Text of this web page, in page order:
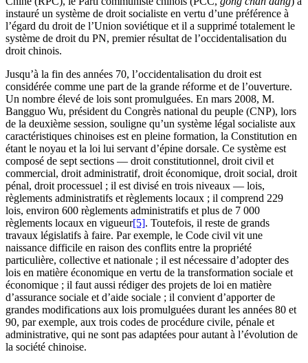
instauré un système de droit socialiste en vertu d’une préférence à
l’égard du droit de l’Union soviétique et il a supprimé totalement le
système de droit du PN, premier résultat de l’occidentalisation du
droit chinois.
Jusqu’à la fin des années 70, l’occidentalisation du droit est
considérée comme une part de la grande réforme et de l’ouverture.
Un nombre élevé de lois sont promulguées. En mars 2008, M.
Bangguo Wu, président du Congrès national du peuple (CNP), lors
de la deuxième session, souligne qu’un système légal socialiste aux
caractéristiques chinoises est en pleine formation, la Constitution en
étant le noyau et la loi lui servant d’épine dorsale. Ce système est
composé de sept sections — droit constitutionnel, droit civil et
commercial, droit administratif, droit économique, droit social, droit
pénal, droit processuel ; il est divisé en trois niveaux — lois,
règlements administratifs et règlements locaux ; il comprend 229
lois, environ 600 règlements administratifs et plus de 7 000
règlements locaux en vigueur[5]. Toutefois, il reste de grands
travaux législatifs à faire. Par exemple, le Code civil vit une
naissance difficile en raison des conflits entre la propriété
particulière, collective et nationale ; il est nécessaire d’adopter des
lois en matière économique en vertu de la transformation sociale et
économique ; il faut aussi rédiger des projets de loi en matière
d’assurance sociale et d’aide sociale ; il convient d’apporter de
grandes modifications aux lois promulguées durant les années 80 et
90, par exemple, aux trois codes de procédure civile, pénale et
administrative, qui ne sont pas adaptées pour autant à l’évolution de
la société chinoise.